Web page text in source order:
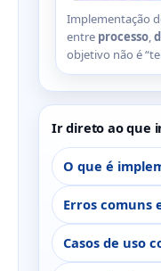
Implementação
entre processo,
objetivo não é
Ir direto ao que
O que é
Erros comuns
Casos de uso